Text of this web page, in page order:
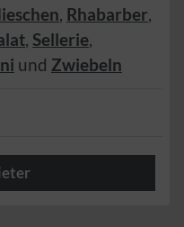
, Rhabarber,
, Sellerie,
und Zwiebeln